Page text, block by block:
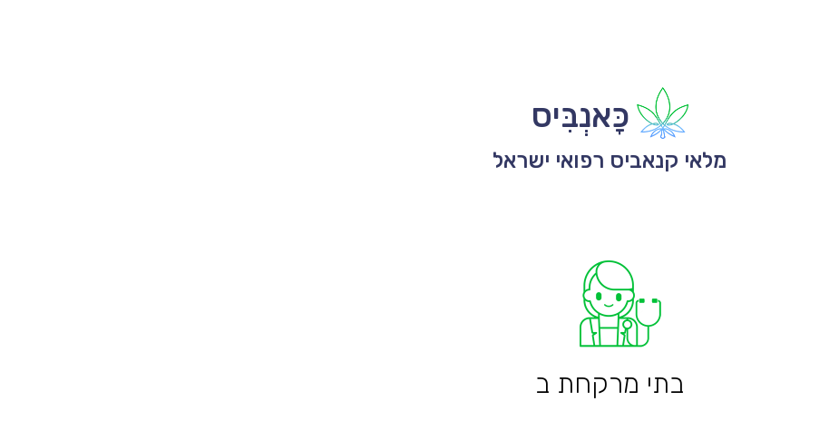
כָּאנְבִּיס
מלאי קנאביס רפואי ישראל
בתי מרקחת ב